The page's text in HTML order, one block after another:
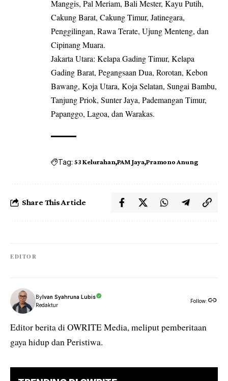
Manggis, Pal Meriam, Bali Mester, Kayu Putih,
Cakung Barat, Cakung Timur, Jatinegara,
Penggilingan, Rawa Terate, Ujung Menteng, dan
Cipinang Muara.
Jakarta Utara: Kelapa Gading Timur, Kelapa
Gading Barat, Pegangsaan Dua, Rorotan, Kebon
Bawang, Koja Utara, Koja Selatan, Sungai Bambu,
Tanjung Priok, Sunter Jaya, Pademangan Timur,
Papanggo, Lagoa, dan Warakas.
Tag: 53 Kelurahan PAM Jaya Pramono Anung
Share This Article
EDITOR
ByIvan Syahruna Lubis
Redaktur
Follow:
Editor berita di OWRITE Media, meliput pemberitaan
gaya hidup dan Peristiwa.